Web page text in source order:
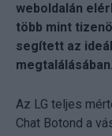
weboldalán
több mint
segített az
megtalálásában.
Az LG teljes
Chat Botond a